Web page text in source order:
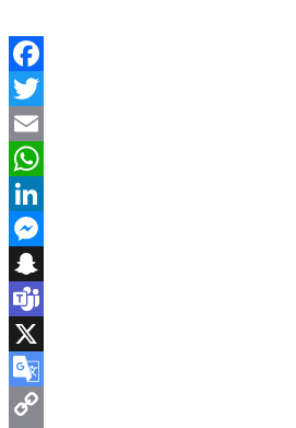
Facebook
Twitter
Email
WhatsApp
LinkedIn
Messenger
Snapchat
Teams
X
Google